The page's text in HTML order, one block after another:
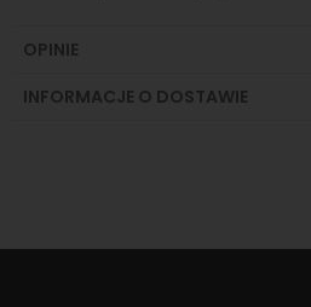
OPINIE
INFORMACJE O DOSTAWIE